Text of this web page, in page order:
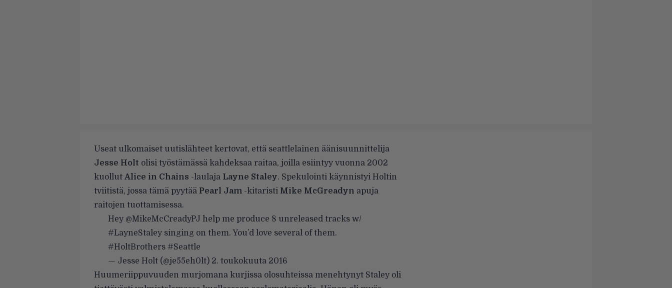
Useat ulkomaiset uutislähteet kertovat, että seattlelainen äänisuunnittelija
Jesse Holt olisi työstämässä kahdeksaa raitaa, joilla esiintyy vuonna 2002
kuollut Alice in Chains -laulaja Layne Staley. Spekulointi käynnistyi Holtin
tviitistä, jossa tämä pyytää Pearl Jam -kitaristi Mike McGreadyn apuja
raitojen tuottamisessa.
Hey @MikeMcCreadyPJ help me produce 8 unreleased tracks w/
#LayneStaley singing on them. You’d love several of them.
#HoltBrothers #Seattle
— Jesse Holt (@je55eh0lt) 2. toukokuuta 2016
Huumeriippuvuuden murjomana kurjissa olosuhteissa menehtynyt Staley oli